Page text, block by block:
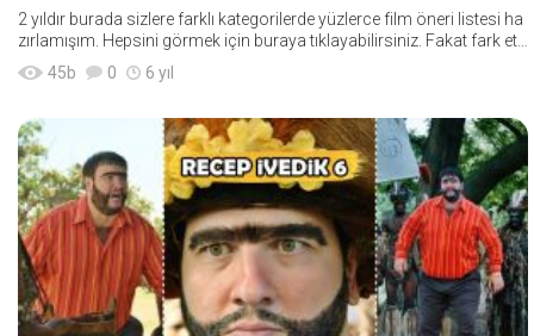
2 yıldır burada sizlere farklı kategorilerde yüzlerce film öneri listesi ha
zırlamışım. Hepsini görmek için buraya tıklayabilirsiniz. Fakat fark etti
m ki gen&c
45b 0 6 yıl